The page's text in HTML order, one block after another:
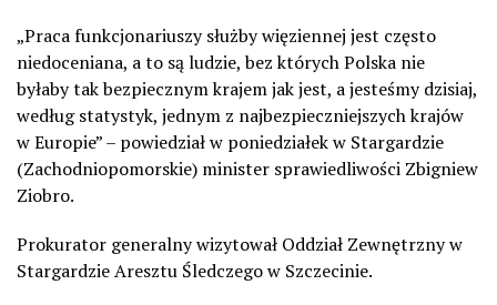
„Praca funkcjonariuszy służby więziennej jest często
niedoceniana, a to są ludzie, bez których Polska nie
byłaby tak bezpiecznym krajem jak jest, a jesteśmy dzisiaj,
według statystyk, jednym z najbezpieczniejszych krajów
w Europie” – powiedział w poniedziałek w Stargardzie
(Zachodniopomorskie) minister sprawiedliwości Zbigniew
Ziobro.
Prokurator generalny wizytował Oddział Zewnętrzny w
Stargardzie Aresztu Śledczego w Szczecinie.